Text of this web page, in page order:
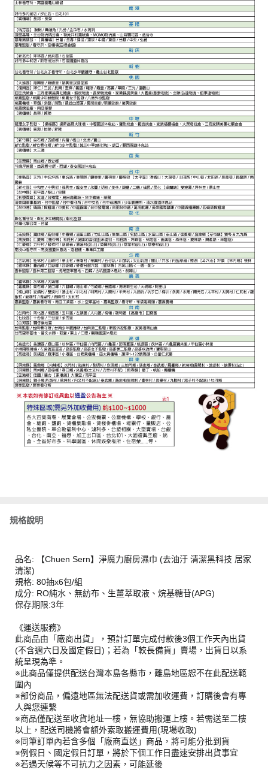
規格說明
品名: 【Chuen Sern】淨魔力廚房濕巾 (去油汙 清潔黑科技 居家
清潔)
規格: 80抽x6包/組
成分: RO純水、無紡布、生薑萃取液、烷基糖苷(APG)
保存期限:3年
《運送服務》
此商品由「廠商出貨」，預計訂單完成付款後3個工作天內出貨
(不含週六日及國定假日)；若為「較長備貨」賣場，出貨日以系
統呈現為準。
※此商品僅提供配送台灣本島各縣市，離島地區恕不在此配送範
圍內
※部份商品，偏遠地區無法配送貨或需加收運費，訂購後會有專
人與您連繫
※商品僅配送至收貨地址一樓，無協助搬運上樓。若需送至二樓
以上，配送司機將會額外索取搬運費用(現場收取)
※同筆訂單內若含多個「廠商直送」商品，將可能分批到貨
※例假日、國定假日訂單，將於下個工作日盡速安排出貨事宜
※若遇天候等不可抗力之因素，可能延後